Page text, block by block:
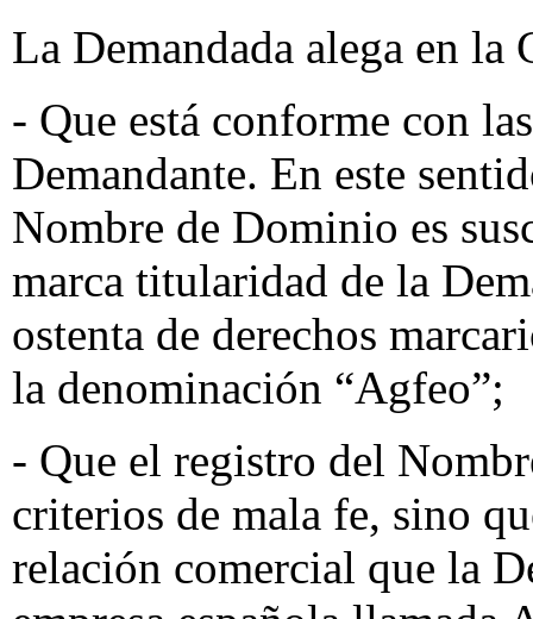
La Demandada alega en la
- Que está conforme con
Demandante. En este
Nombre de Dominio es
marca titularidad de la
ostenta de derechos
la denominación “Agfeo”;
- Que el registro del
criterios de mala fe, sino
relación comercial que la